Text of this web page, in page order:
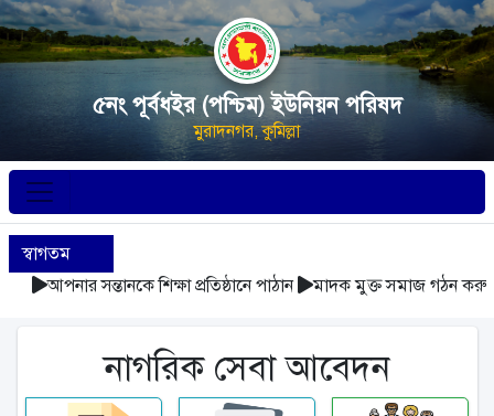
৫নং পূর্বধইর (পশ্চিম) ইউনিয়ন পরিষদ
মুরাদনগর, কুমিল্লা
স্বাগতম
আপনার সন্তানকে শিক্ষা প্রতিষ্ঠানে পাঠান
মাদক মুক্ত সমাজ গঠন করুন
নাগরিক সেবা আবেদন